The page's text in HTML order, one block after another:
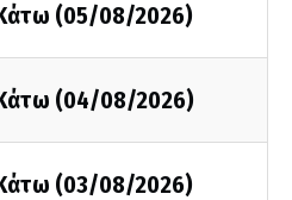
(05/08/2026)
(04/08/2026)
(03/08/2026)